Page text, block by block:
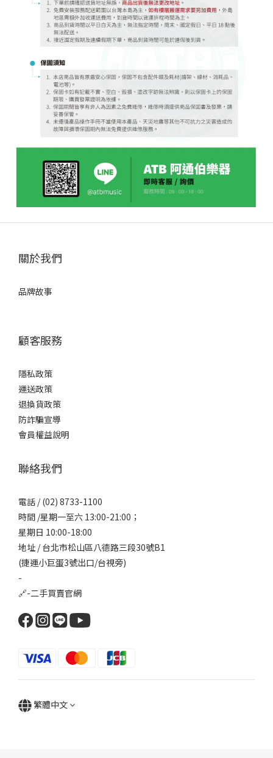
關於我們
品牌故事
顧客服務
隱私政策
運送政策
退換貨政策
防詐騙宣導
會員權益說明
聯絡我們
電話 / (02) 8733-1100
時間 /星期一至六 13:00-21:00；
星期日 10:00-18:00
地址 / 台北市松山區八德路三段30號B1
(捷運小巨蛋3號出口/台視旁)
-
🔗-二手買賣官網
繁體中文